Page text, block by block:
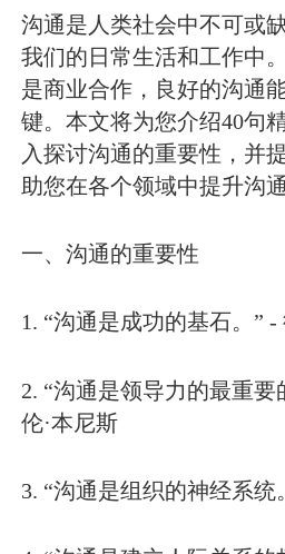
沟通是人类社会中不可或
我们的日常生活和工作中
是商业合作，良好的沟通
键。本文将为您介绍40句
入探讨沟通的重要性，并
助您在各个领域中提升沟通
一、沟通的重要性
1. “沟通是成功的基石。” -
2. “沟通是领导力的最重
伦·本尼斯
3. “沟通是组织的神经系统